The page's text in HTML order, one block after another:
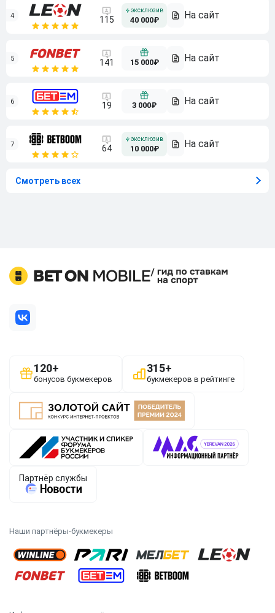
4 115 40 000₽
5 141 15 000₽
6 19 3 000₽
7 64 10 000₽
Смотреть всех
Наши партнёры-букмекеры